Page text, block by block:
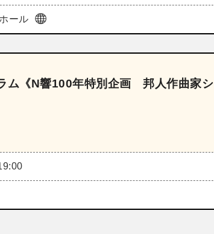
ール
ム《N響100年特別企画 邦人作曲家シ